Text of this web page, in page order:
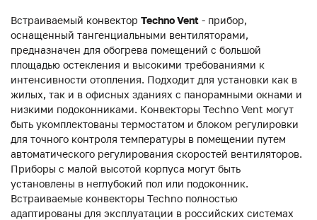
Встраиваемый конвектор Techno Vent - прибор,
оснащенный тангенциальными вентиляторами,
предназначен для обогрева помещений с большой
площадью остекления и высокими требованиями к
интенсивности отопления. Подходит для установки как в
жилых, так и в офисных зданиях с панорамными окнами и
низкими подоконниками. Конвекторы Techno Vent могут
быть укомплектованы термостатом и блоком регулировки
для точного контроля температуры в помещении путем
автоматического регулирования скоростей вентиляторов.
Приборы с малой высотой корпуса могут быть
установлены в неглубокий пол или подоконник.
Встраиваемые конвекторы Techno полностью
адаптированы для эксплуатации в российских системах